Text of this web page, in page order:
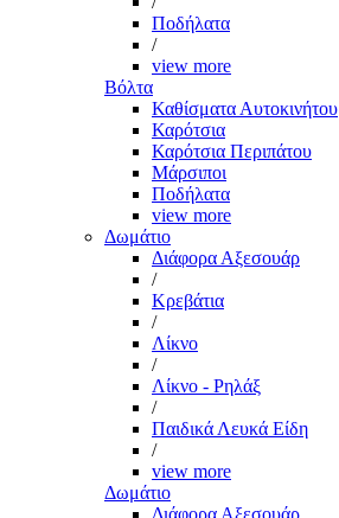
Ποδήλατα
/
view more
Βόλτα
Καθίσματα Αυτοκινήτου
Καρότσια
Καρότσια Περιπάτου
Μάρσιποι
Ποδήλατα
view more
Δωμάτιο
Διάφορα Αξεσουάρ
/
Κρεβάτια
/
Λίκνο
/
Λίκνο - Ρηλάξ
/
Παιδικά Λευκά Είδη
/
view more
Δωμάτιο
Διάφορα Αξεσουάρ